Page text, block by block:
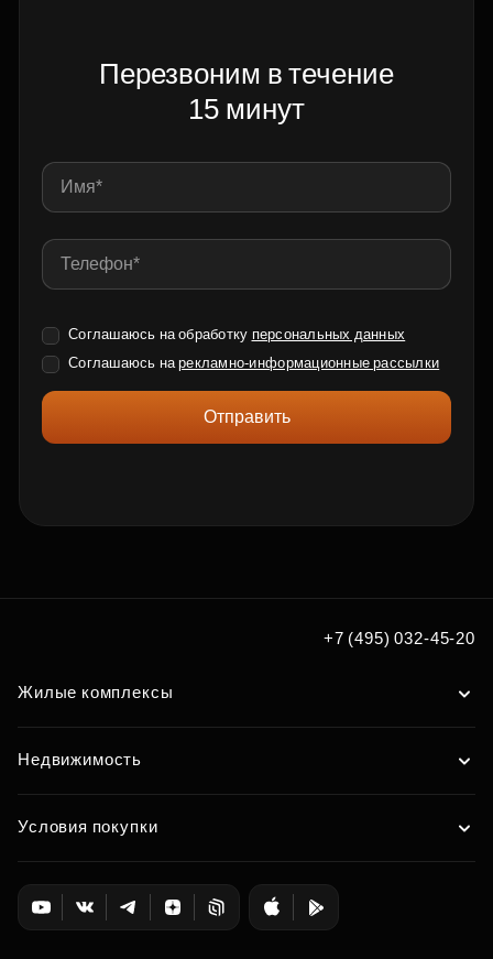
Перезвоним в течение
15 минут
Соглашаюсь на обработку персональных данных
Соглашаюсь нарекламно-информационные рассылки
Отправить
+7 (495) 032-45-20
Жилые комплексы
Недвижимость
Условия покупки